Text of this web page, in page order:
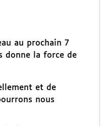
au prochain 7
donne la force de
et de
nous